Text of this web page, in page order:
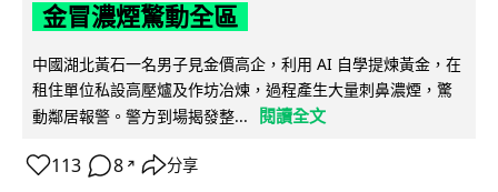
金冒濃煙驚動全區
中國湖北黃石一名男子見金價高企，利用 AI 自學提煉黃金，在
租住單位私設高壓爐及作坊冶煉，過程產生大量刺鼻濃煙，驚
動鄰居報警。警方到場揭發整...
閱讀全文
113 8 ↗ 分享